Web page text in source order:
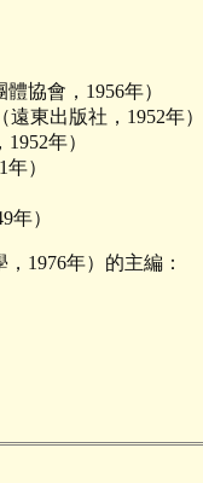
協會，1956年）
東出版社，1952年）
年）
）
年）
1976年）的主編：